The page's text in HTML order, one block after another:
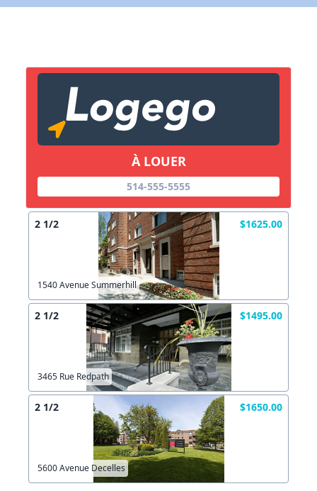
À LOUER
514-555-5555
2 1/2 $1625.00
1540 Avenue Summerhill
2 1/2 $1495.00
3465 Rue Redpath
2 1/2 $1650.00
5600 Avenue Decelles
Copier lien
X Fermer Envoyez